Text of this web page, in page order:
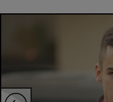
Handbal